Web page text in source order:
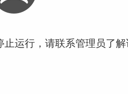
运行，请联系管理员了